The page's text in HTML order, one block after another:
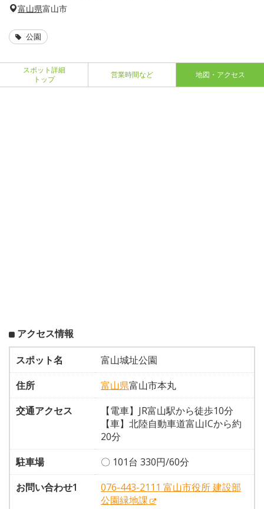
富山県富山市
公園
スポット詳細
トップ
営業時間など 地図・アクセス
アクセス情報
スポット名
富山城址公園
住所
富山県富山市本丸
交通アクセス
【電車】JR富山駅から徒歩10分
【車】北陸自動車道富山ICから約
20分
駐車場
〇 101台 330円/60分
お問い合わせ1
076-443-2111 富山市役所 建設部
公園緑地課